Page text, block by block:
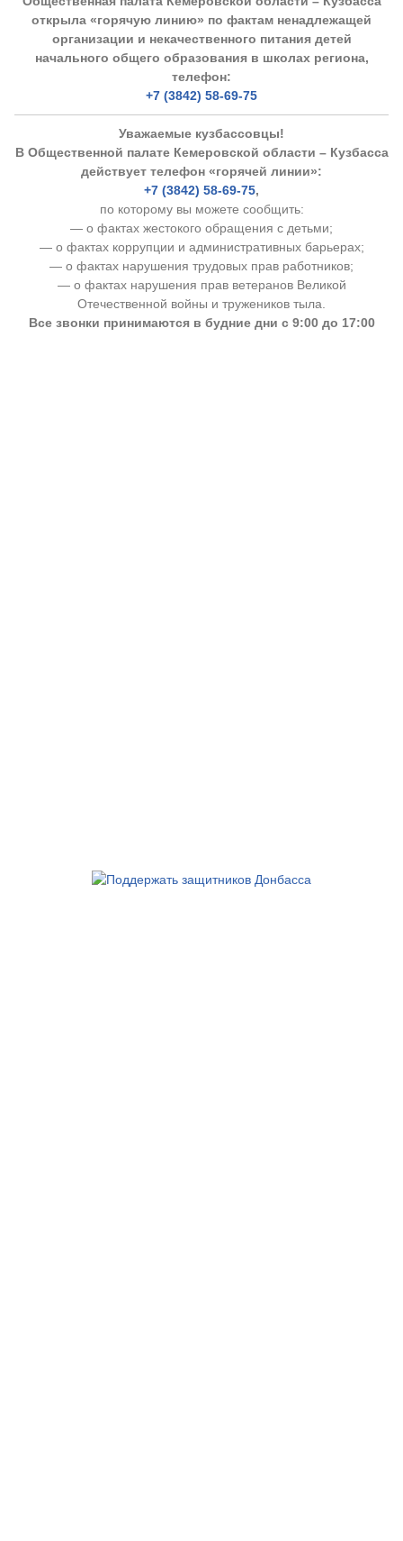
открыла «горячую линию» по фактам ненадлежащей
организации и некачественного питания детей
начального общего образования в школах региона,
телефон:
+7 (3842) 58-69-75
Уважаемые кузбассовцы!
В Общественной палате Кемеровской области – Кузбасса
действует телефон «горячей линии»:
+7 (3842) 58-69-75,
по которому вы можете сообщить:
— о фактах жестокого обращения с детьми;
— о фактах коррупции и административных барьерах;
— о фактах нарушения трудовых прав работников;
— о фактах нарушения прав ветеранов Великой
Отечественной войны и тружеников тыла.
Все звонки принимаются в будние дни с 9:00 до 17:00